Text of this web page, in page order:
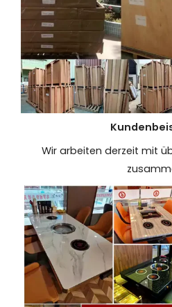
Wir arbeiten derzeit mit